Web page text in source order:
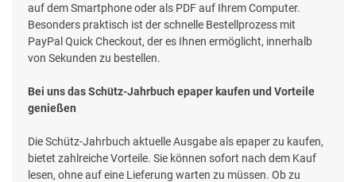
auf dem Smartphone oder als PDF auf Ihrem Computer.
Besonders praktisch ist der schnelle Bestellprozess mit
PayPal Quick Checkout, der es Ihnen ermöglicht, innerhalb
von Sekunden zu bestellen.
Bei uns das Schütz-Jahrbuch epaper kaufen und Vorteile
genießen
Die Schütz-Jahrbuch aktuelle Ausgabe als epaper zu kaufen,
bietet zahlreiche Vorteile. Sie können sofort nach dem Kauf
lesen, ohne auf eine Lieferung warten zu müssen. Ob zu